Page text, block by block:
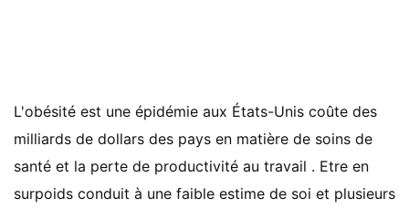
L'obésité est une épidémie aux États-Unis coûte des
milliards de dollars des pays en matière de soins de
santé et la perte de productivité au travail . Etre en
surpoids conduit à une faible estime de soi et plusieurs